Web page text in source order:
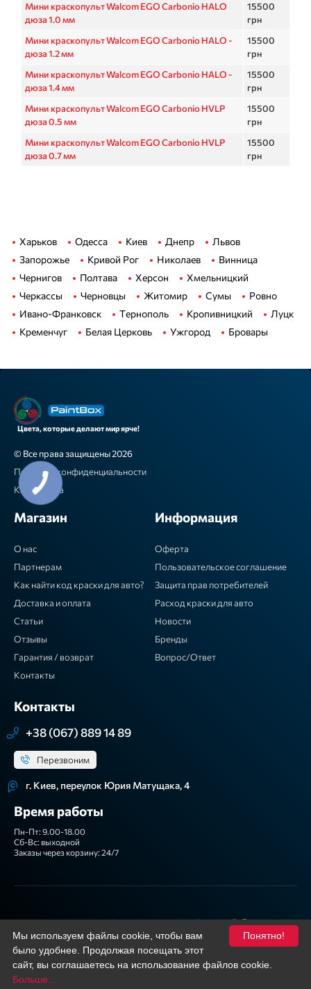
Фильтр
Мини краскопульт Walcom EGO Carbonio HALO
дюза 1.0 мм
15500
грн
Мини краскопульт Walcom EGO Carbonio HALO -
дюза 1.2 мм
15500
грн
Мини краскопульт Walcom EGO Carbonio HALO -
дюза 1.4 мм
15500
грн
Мини краскопульт Walcom EGO Carbonio HVLP
дюза 0.5 мм
15500
грн
Мини краскопульт Walcom EGO Carbonio HVLP
дюза 0.7 мм
15500
грн
Харьков Одесса Киев Днепр
Львов
Запорожье
Кривой Рог Николаев
Винница
Чернигов
Полтава Херсон
Хмельницкий
Черкассы
Черновцы Житомир Сумы
Ровно
Ивано-Франковск
Тернополь Кропивницкий
Луцк
Кременчуг
Белая Церковь Ужгород Бровары
Цвета, которые делают мир ярче!
© Все права защищены 2026
Политика конфиденциальности
Карта сайта
Магазин
О нас
Партнерам
Как найти код краски для авто?
Доставка и оплата
Статьи
Отзывы
Гарантия / возврат
Контакты
Информация
Оферта
Пользовательское соглашение
Защита прав потребителей
Расход краски для авто
Новости
Бренды
Вопрос/Ответ
Контакты
+38 (067) 889 14 89
Перезвоним
г. Киев, переулок Юрия Матущака, 4
Время работы
Пн-Пт: 9.00-18.00
Сб-Вс: выходной
Заказы через корзину: 24/7
Подписывайтесь Facebook YouTube
Понятно!
Мы используем файлы cookie, чтобы вам
было удобнее. Продолжая посещать этот
сайт, вы соглашаетесь на использование файлов cookie.
Больше...